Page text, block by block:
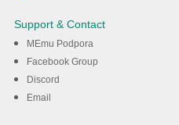
Video Call
Support & Contact
MEmu Podpora
Facebook Group
Discord
Email